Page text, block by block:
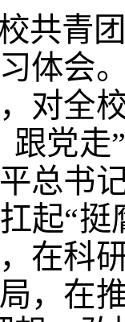
共青
体会
对全
跟党
总书
起“
在科
，在